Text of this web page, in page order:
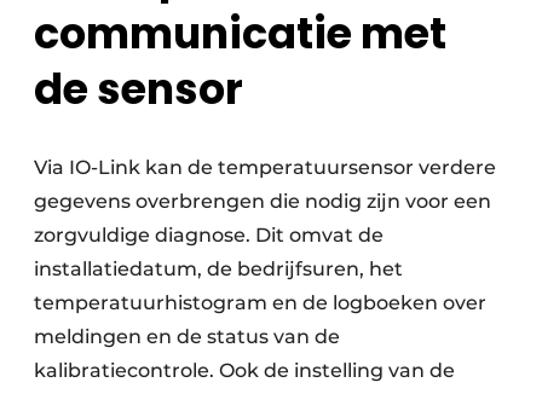
communicatie met
de sensor
Via IO-Link kan de temperatuursensor verdere
gegevens overbrengen die nodig zijn voor een
zorgvuldige diagnose. Dit omvat de
installatiedatum, de bedrijfsuren, het
temperatuurhistogram en de logboeken over
meldingen en de status van de
kalibratiecontrole. Ook de instelling van de